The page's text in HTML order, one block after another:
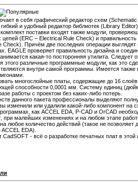
в себя графический редактор схем
и удобный редактор библиотек (Library
поставки входят также модули,
цепей (ERC – Electrical Rule Check) и
Check). Причём две последних операции
EAGLE проверяет правильность дизайна и
какая-то посторонняя утилита. Следует
этого различные программные модули, как это
внутри самой программы. Имеется также
многослойные платы, содержащие до 16
способности 0,0001 мм. Систему единиц
работы с проектом без каких-либо потерь.
данного пакета профессионалы выделяют
изменили или удалили какой-либо компонент на
как ACCEL EDA, P-CAD и OrCAD
при малейших изменениях и на любом этапе
любое количество действий (такое не
EDA).
CadSOFT - всё о разработке печатных плат в